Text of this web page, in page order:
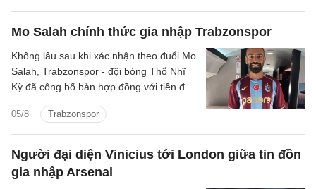
Mo Salah chính thức gia nhập Trabzonspor
05/8 Trabzonspor
Không lâu sau khi xác nhận theo đuổi Mo
Salah, Trabzonspor - đội bóng Thổ Nhĩ
Kỳ đã công bố bản hợp đồng với tiền đạo
Người đại diện Vinicius tới London giữa tin đồn
gia nhập Arsenal